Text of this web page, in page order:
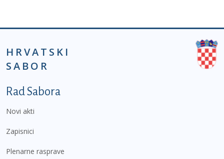
HRVATSKI
SABOR
Podnožje prvi izbornik
Rad Sabora
Novi akti
Zapisnici
Plenarne rasprave